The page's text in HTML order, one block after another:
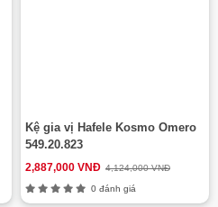
Kệ gia vị Hafele Kosmo Omero
549.20.823
2,887,000 VNĐ 4,124,000 VNĐ
0 đánh giá